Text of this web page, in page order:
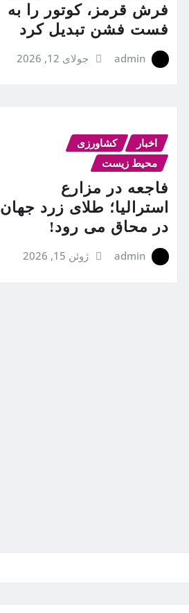
فرش قرمز، کوتور را به
فست فشن تبدیل کرد
admin جولای 12, 2026
اخبار
کشاورزی
محیط زیست
فاجعه در مزارع
استرالیا؛ طلای زرد جهان
در محاق می رود!
admin ژوئن 15, 2026